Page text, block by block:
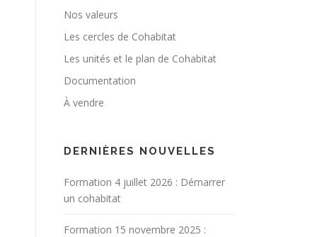
Nos valeurs
Les cercles de Cohabitat
Les unités et le plan de Cohabitat
Documentation
À vendre
DERNIÈRES NOUVELLES
Formation 4 juillet 2026 : Démarrer
un cohabitat
Formation 15 novembre 2025 :